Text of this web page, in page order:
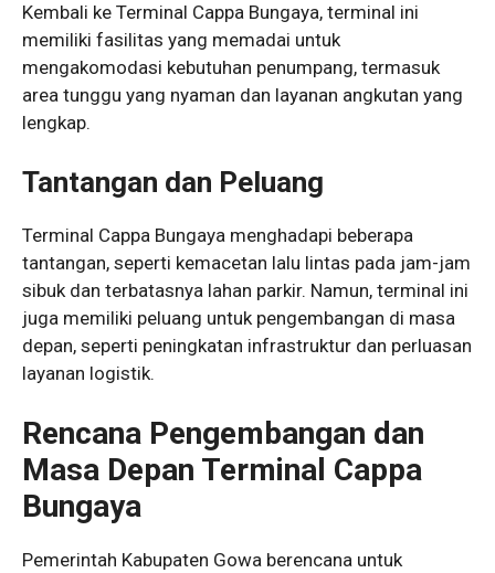
Kembali ke Terminal Cappa Bungaya, terminal ini
memiliki fasilitas yang memadai untuk
mengakomodasi kebutuhan penumpang, termasuk
area tunggu yang nyaman dan layanan angkutan yang
lengkap.
Tantangan dan Peluang
Terminal Cappa Bungaya menghadapi beberapa
tantangan, seperti kemacetan lalu lintas pada jam-jam
sibuk dan terbatasnya lahan parkir. Namun, terminal ini
juga memiliki peluang untuk pengembangan di masa
depan, seperti peningkatan infrastruktur dan perluasan
layanan logistik.
Rencana Pengembangan dan
Masa Depan Terminal Cappa
Bungaya
Pemerintah Kabupaten Gowa berencana untuk